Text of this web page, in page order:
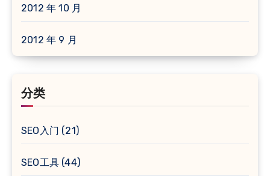
2012 年 10 月
2012 年 9 月
分类
SEO入门 (21)
SEO工具 (44)